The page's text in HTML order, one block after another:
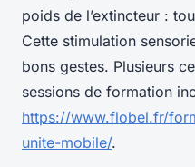
poids de l’extincteur :
Cette stimulation
bons gestes. Plusieurs
sessions de formation
https://www.flobel.fr/
unite-mobile/.